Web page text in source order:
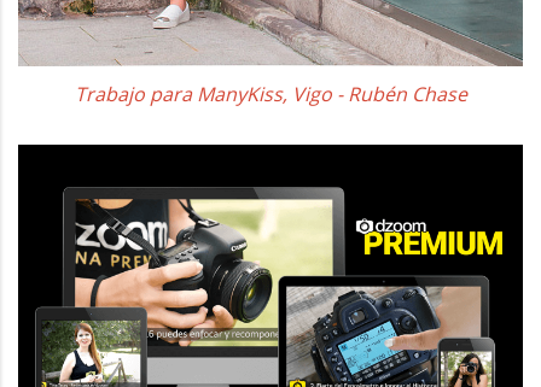
Trabajo para ManyKiss, Vigo - Rubén Chase